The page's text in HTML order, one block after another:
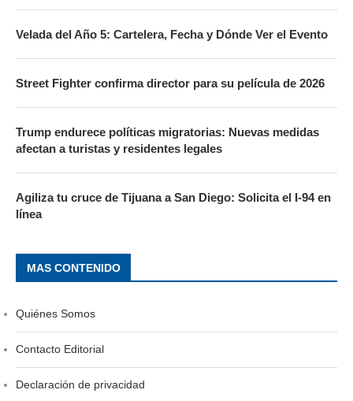
Velada del Año 5: Cartelera, Fecha y Dónde Ver el Evento
Street Fighter confirma director para su película de 2026
Trump endurece políticas migratorias: Nuevas medidas
afectan a turistas y residentes legales
Agiliza tu cruce de Tijuana a San Diego: Solicita el I-94 en
línea
MAS CONTENIDO
Quiénes Somos
Contacto Editorial
Declaración de privacidad